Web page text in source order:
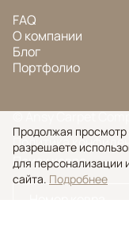
FAQ
О компании
Блог
Портфолио
© Ansy Carpet
Политика
Поиск ковра
Продолжая просмотр
разрешаете
для персонализации
сайта. Подробнее